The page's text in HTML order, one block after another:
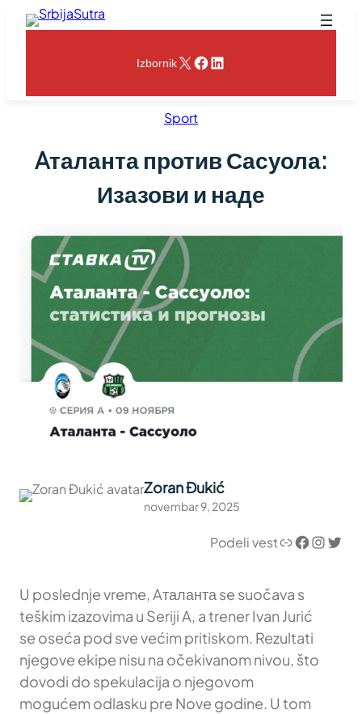
Skoči
IzbornikX Facebook
LinkedIn
Sport
Aталанта против Сасуола:
Изазови и наде
Zoran Đukić
novembar 9, 2025
Podeli vestLink Facebook InstagramTwitter
U poslednje vreme, Aталанта se suočava s
teškim izazovima u Seriji A, a trener Ivan Jurić
se oseća pod sve većim pritiskom. Rezultati
njegove ekipe nisu na očekivanom nivou, što
dovodi do spekulacija o njegovom
mogućem odlasku pre Nove godine. U tom